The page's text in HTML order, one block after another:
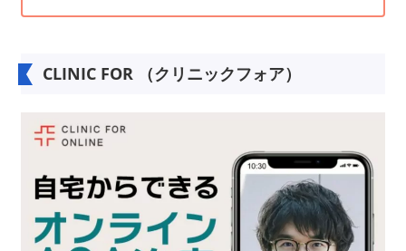
CLINIC FOR （クリニックフォア）